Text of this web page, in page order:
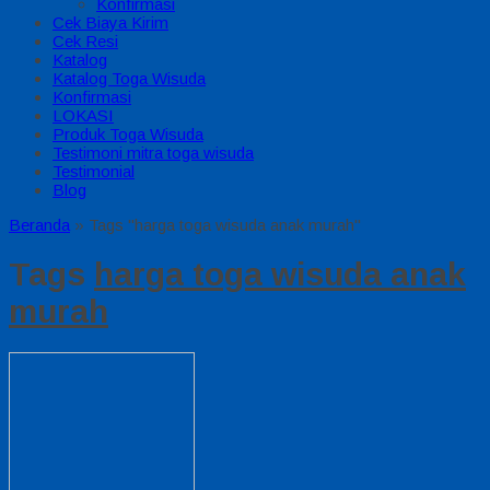
Konfirmasi
Cek Biaya Kirim
Cek Resi
Katalog
Katalog Toga Wisuda
Konfirmasi
LOKASI
Produk Toga Wisuda
Testimoni mitra toga wisuda
Testimonial
Blog
Beranda » Tags "harga toga wisuda anak murah"
Tags harga toga wisuda anak
murah